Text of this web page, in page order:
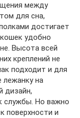
между
для сна,
достигает
удобно
Высота всей
креплений не
подходит и для
лежанку на
дизайн,
службы. Но важно
поверхности и